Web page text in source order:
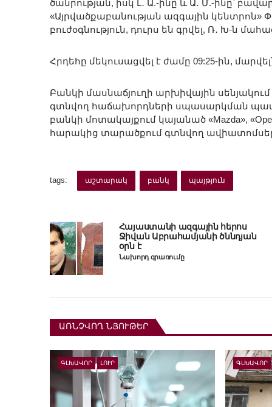
ծանրության, իսկ Լ․ Ա.-ինը և Ա․ Մ.-ինը՝
«Այրվածքաբանության ազգային
բուժօգնություն, դուրս են գրվել, Ռ․ Խ-ն
Հրդեհը մեկուսացվել է ժամը 09:25-ին, մարվել՝
Բանկի մասնաճյուղի արխիվային
գտնվող հաճախորդների սպասարկման
բանկի մոտակայքում կայանած «Mazda»,
հարակից տարածքում գտնվող
tags: աշտարակ բանկ պայթյուն
Հայաստանի ազգային հերոս
Ջիվան Աբրահամյանի ծննդյան
օրն է
Նախորդ գրառումը
ԱՌՆՉՎՈՂ ՆՅՈՒԹԵՐ
ԳԼԽԱՎՈՐ ԼՈՒՐ ԳԼԽԱՎՈՐ